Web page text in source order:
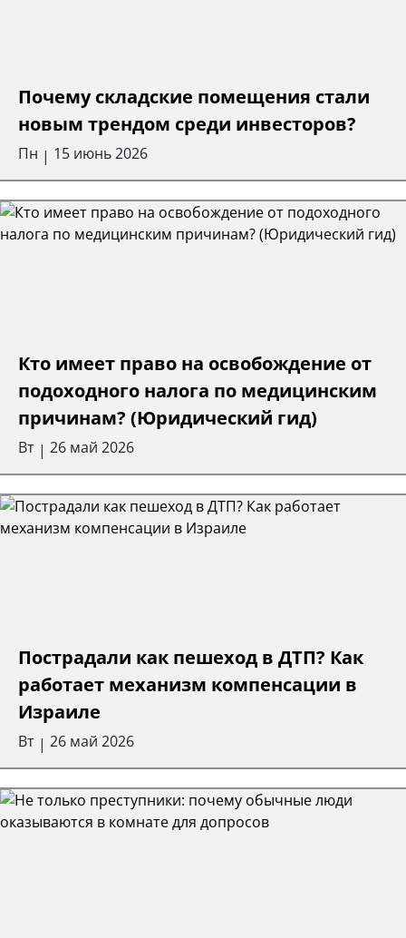
Почему складские помещения стали
новым трендом среди инвесторов?
Пн | 15 июнь 2026
Кто имеет право на освобождение от
подоходного налога по медицинским
причинам? (Юридический гид)
Вт | 26 май 2026
Пострадали как пешеход в ДТП? Как
работает механизм компенсации в
Израиле
Вт | 26 май 2026